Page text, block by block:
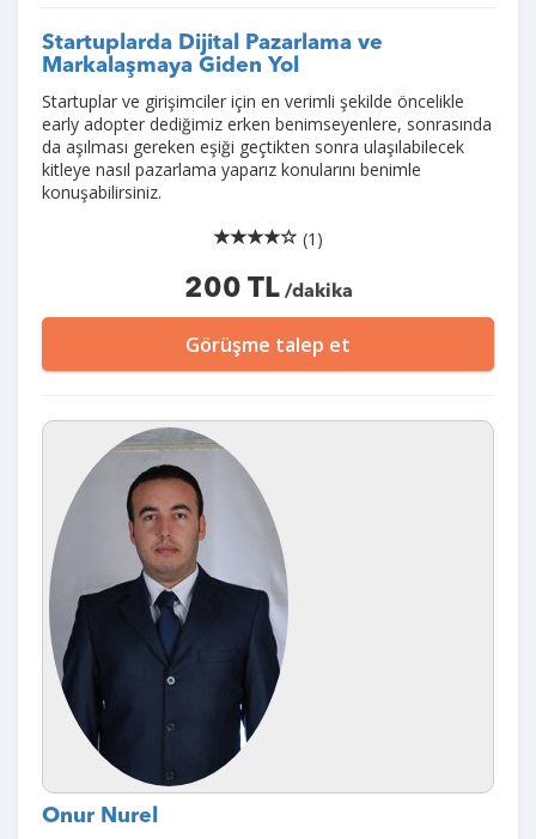
Startuplarda Dijital Pazarlama ve
Markalaşmaya Giden Yol
Startuplar ve girişimciler için en verimli şekilde öncelikle
early adopter dediğimiz erken benimseyenlere, sonrasında
da aşılması gereken eşiği geçtikten sonra ulaşılabilecek
kitleye nasıl pazarlama yaparız konularını benimle
konuşabilirsiniz.
(1)
200 TL/dakika
Görüşme talep et
Onur Nurel